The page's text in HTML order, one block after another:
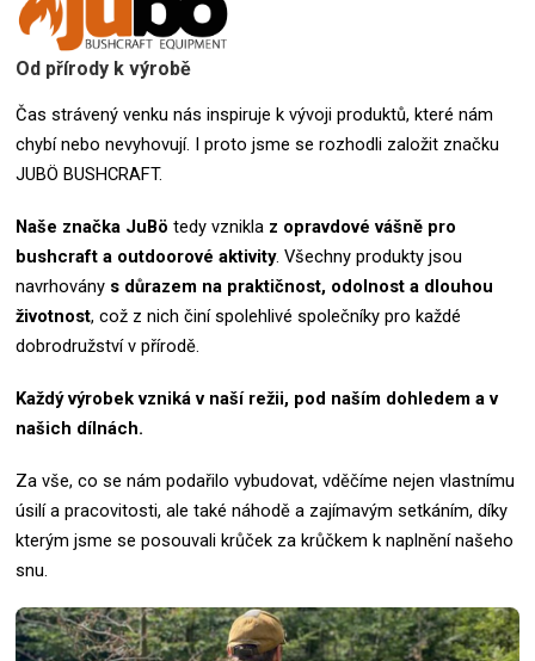
Od přírody k výrobě
Čas strávený venku nás inspiruje k vývoji produktů, které nám
chybí nebo nevyhovují. I proto jsme se rozhodli založit značku
JUBÖ BUSHCRAFT.
Naše značka JuBö tedy vznikla z opravdové vášně pro
bushcraft a outdoorové aktivity. Všechny produkty jsou
navrhovány s důrazem na praktičnost, odolnost a dlouhou
životnost, což z nich činí spolehlivé společníky pro každé
dobrodružství v přírodě.
Každý výrobek vzniká v naší režii, pod naším dohledem a v
našich dílnách.
Za vše, co se nám podařilo vybudovat, vděčíme nejen vlastnímu
úsilí a pracovitosti, ale také náhodě a zajímavým setkáním, díky
kterým jsme se posouvali krůček za krůčkem k naplnění našeho
snu.